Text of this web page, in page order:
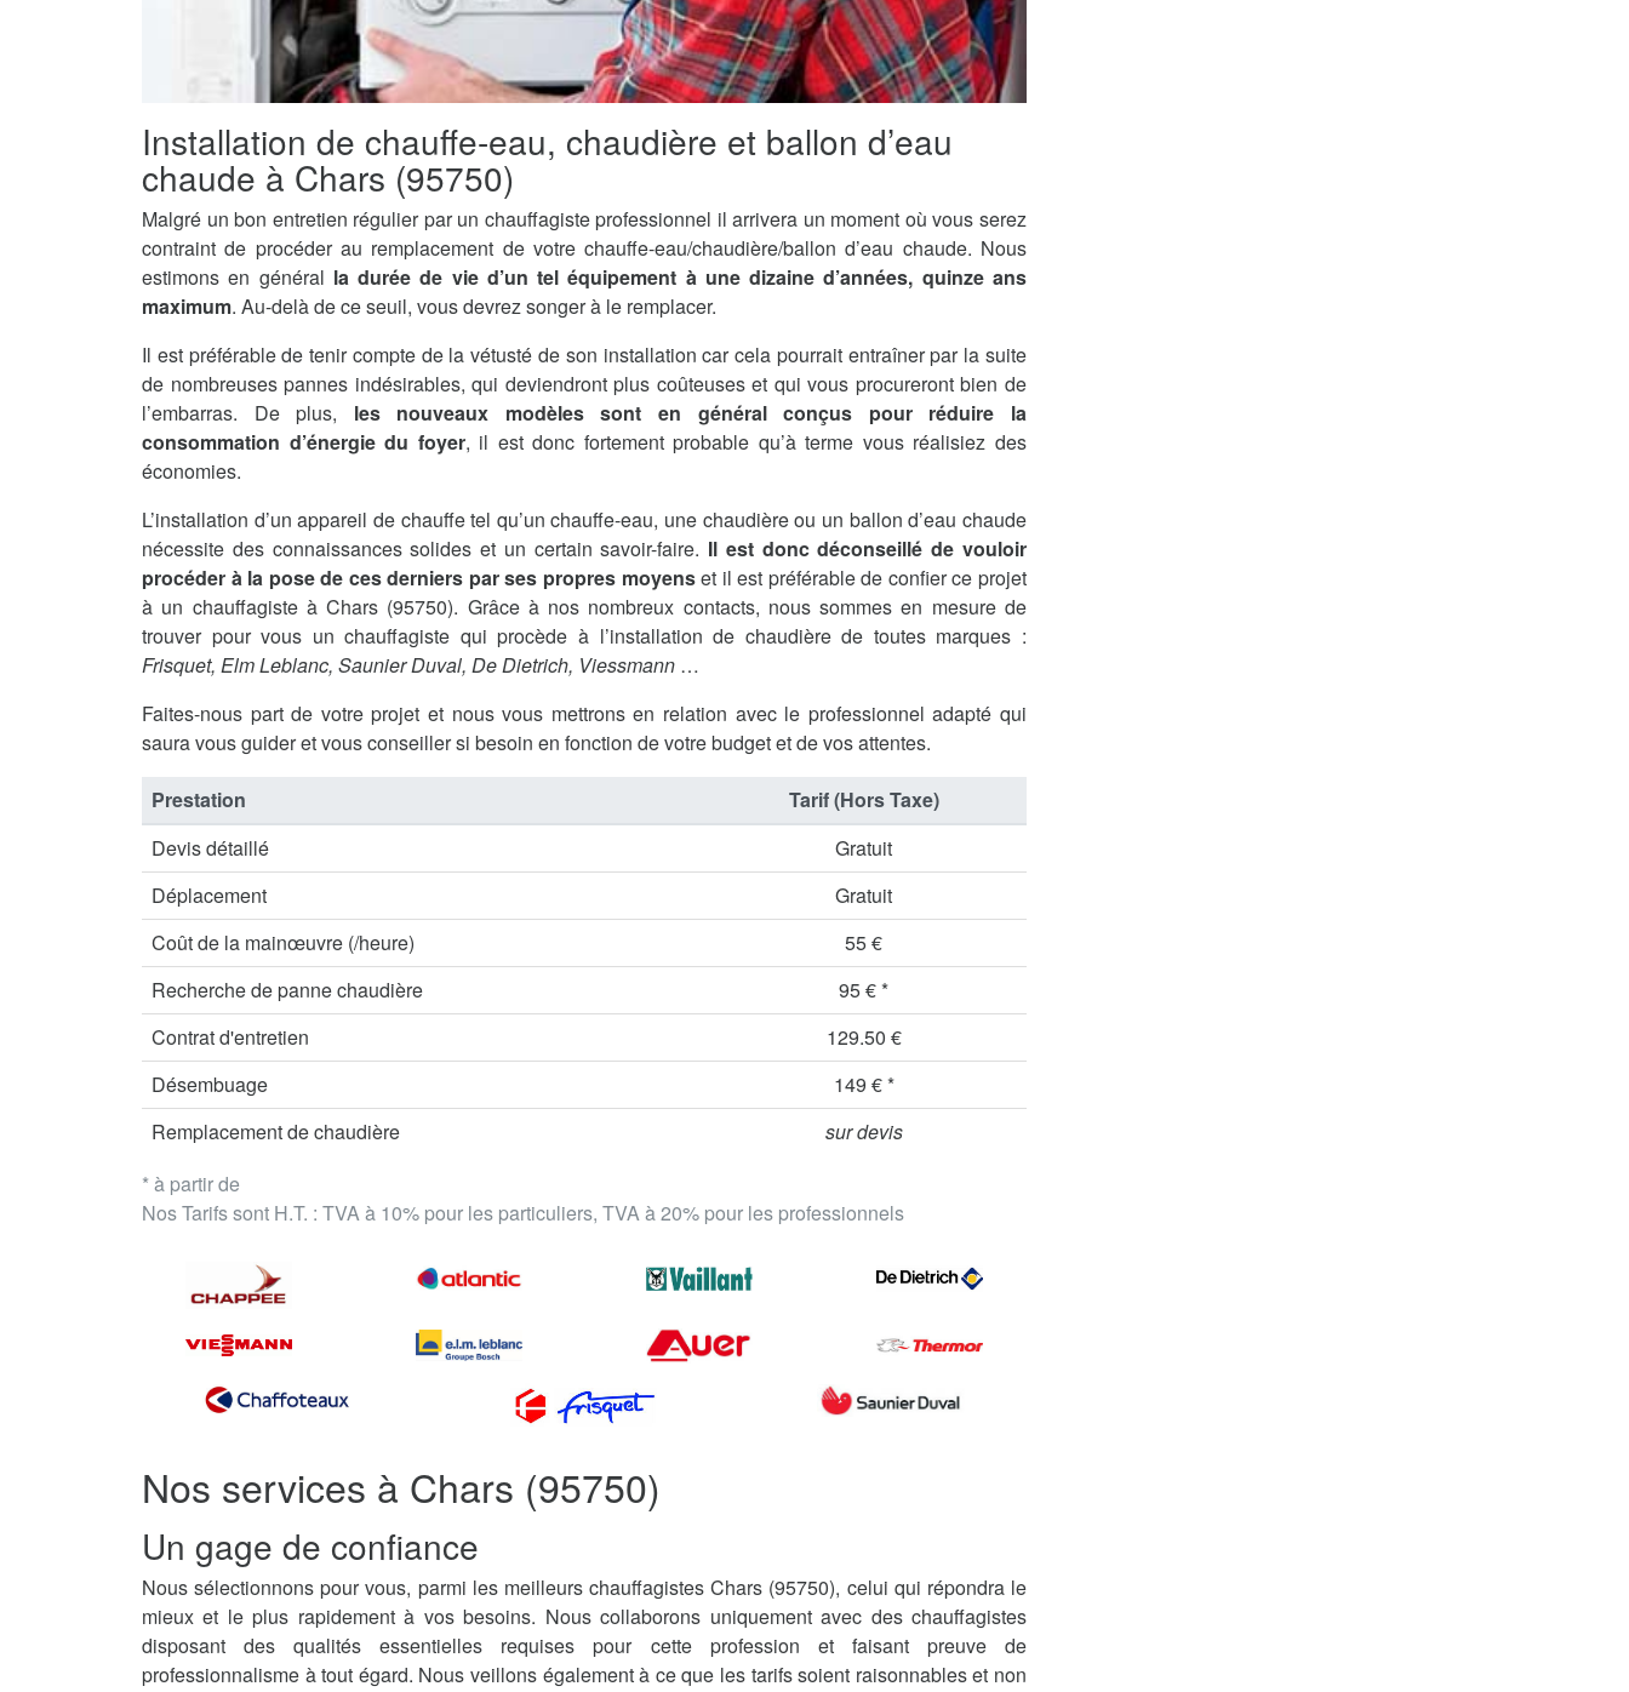
Installation de chauffe-eau, chaudière et ballon d’eau
chaude à Chars (95750)
Malgré un bon entretien régulier par un chauffagiste professionnel il arrivera un moment où vous serez
contraint de procéder au remplacement de votre chauffe-eau/chaudière/ballon d’eau chaude. Nous
estimons en général la durée de vie d’un tel équipement à une dizaine d’années, quinze ans
maximum. Au-delà de ce seuil, vous devrez songer à le remplacer.
Il est préférable de tenir compte de la vétusté de son installation car cela pourrait entraîner par la suite
de nombreuses pannes indésirables, qui deviendront plus coûteuses et qui vous procureront bien de
l’embarras. De plus, les nouveaux modèles sont en général conçus pour réduire la
consommation d’énergie du foyer, il est donc fortement probable qu’à terme vous réalisiez des
économies.
L’installation d’un appareil de chauffe tel qu’un chauffe-eau, une chaudière ou un ballon d’eau chaude
nécessite des connaissances solides et un certain savoir-faire. Il est donc déconseillé de vouloir
procéder à la pose de ces derniers par ses propres moyenset il est préférable de confier ce projet
à un chauffagiste à Chars (95750). Grâce à nos nombreux contacts, nous sommes en mesure de
trouver pour vous un chauffagiste qui procède à l’installation de chaudière de toutes marques :
Frisquet, Elm Leblanc, Saunier Duval, De Dietrich, Viessmann …
Faites-nous part de votre projet et nous vous mettrons en relation avec le professionnel adapté qui
saura vous guider et vous conseiller si besoin en fonction de votre budget et de vos attentes.
* à partir de
Nos Tarifs sont H.T. : TVA à 10% pour les particuliers, TVA à 20% pour les professionnels
Prestation
Tarif (Hors Taxe)
Devis détaillé
Gratuit
Déplacement
Gratuit
Coût de la mainœuvre (/heure)
55 €
Recherche de panne chaudière
95 € *
Contrat d'entretien
129.50 €
Désembuage
149 € *
Remplacement de chaudière
sur devis
Nos services à Chars (95750)
Un gage de confiance
Nous sélectionnons pour vous, parmi les meilleurs chauffagistes Chars (95750), celui qui répondra le
mieux et le plus rapidement à vos besoins. Nous collaborons uniquement avec des chauffagistes
disposant des qualités essentielles requises pour cette profession et faisant preuve de
professionnalisme à tout égard. Nous veillons également à ce que les tarifs soient raisonnables et non